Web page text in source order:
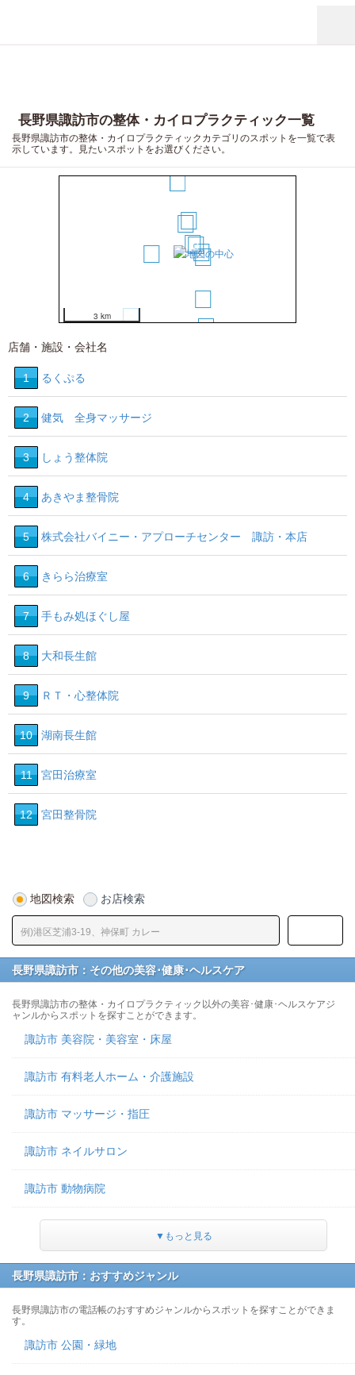
長野県諏訪市の整体・カイロプラクティック一覧
長野県諏訪市の整体・カイロプラクティックカテゴリのスポットを一覧で表
示しています。見たいスポットをお選びください。
13
4
57
10
11
12
3 km
店舗・施設・会社名
1 るくぷる
2 健気 全身マッサージ
3 しょう整体院
4 あきやま整骨院
5 株式会社バイニー・アプローチセンター 諏訪・本店
6 きらら治療室
7 手もみ処ほぐし屋
8 大和長生館
9 ＲＴ・心整体院
10 湖南長生館
11 宮田治療室
12 宮田整骨院
地図検索 お店検索
長野県諏訪市：その他の美容･健康･ヘルスケア
長野県諏訪市の整体・カイロプラクティック以外の美容･健康･ヘルスケアジ
ャンルからスポットを探すことができます。
諏訪市 美容院・美容室・床屋
諏訪市 有料老人ホーム・介護施設
諏訪市 マッサージ・指圧
諏訪市 ネイルサロン
諏訪市 動物病院
▼もっと見る
長野県諏訪市：おすすめジャンル
長野県諏訪市の電話帳のおすすめジャンルからスポットを探すことができま
す。
諏訪市 公園・緑地